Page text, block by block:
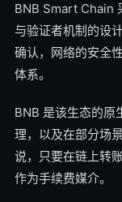
BNB Smart Chain
与验证者机制的设
确认，网络的安全
体系。
BNB 是该生态的原
理，以及在部分场
说，只要在链上转
作为手续费媒介。